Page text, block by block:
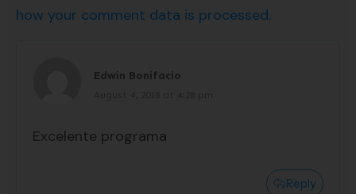
how your comment data is processed.
Edwin Bonifacio
Excelente programa
Reply